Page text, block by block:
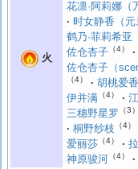
火
花凛·阿莉娜（
时女静香（元
鹤乃·菲莉希亚
佐仓杏子 （4）
佐仓杏子（
（4） 胡桃爱香
伊并满 （4）
三穗野星罗 （3）
桐野纱枝 （4）
爱丽莎 （4）
神原骏河 （4）